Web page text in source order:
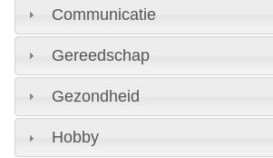
Communicatie
Gereedschap
Gezondheid
Hobby